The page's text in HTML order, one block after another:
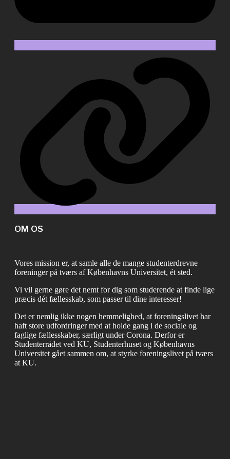
OM OS
Vores mission er, at samle alle de mange studenterdrevne
foreninger på tværs af Københavns Universitet, ét sted.
Vi vil gerne gøre det nemt for dig som studerende at finde lige
præcis dét fællesskab, som passer til dine interesser!
Det er nemlig ikke nogen hemmelighed, at foreningslivet har
haft store udfordringer med at holde gang i de sociale og
faglige fællesskaber, særligt under Corona. Derfor er
Studenterrådet ved KU, Studenterhuset og Københavns
Universitet gået sammen om, at styrke foreningslivet på tværs
at KU.